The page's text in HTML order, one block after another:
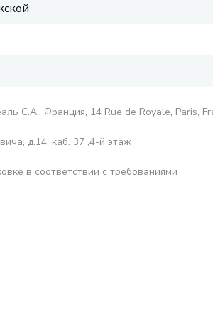
С.А., Франция, 14 Rue de Royale, Paris,
д.14, каб. 37 ,4-й этаж
в соответствии с требованиями